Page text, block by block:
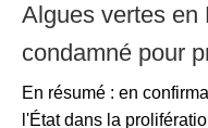
Algues vertes en
condamné pour
En résumé : en
l'État dans la